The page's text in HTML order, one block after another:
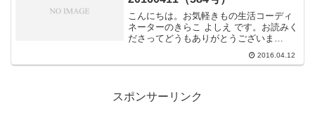
こんにちは。お気軽きもの生活コーディ
ネーターのきらこ よしえ です。お読みく
ださってどうもありがとうございま
す！・:.。:*:・'゜☆♪今年は特別な場所に
花見に行くことができました。初めての
2016.04.12
スポンサーリンク